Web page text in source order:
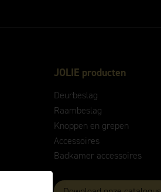
JOLIE producten
Deurbeslag
Raambeslag
Knoppen en grepen
Accessoires
Badkamer accessoires